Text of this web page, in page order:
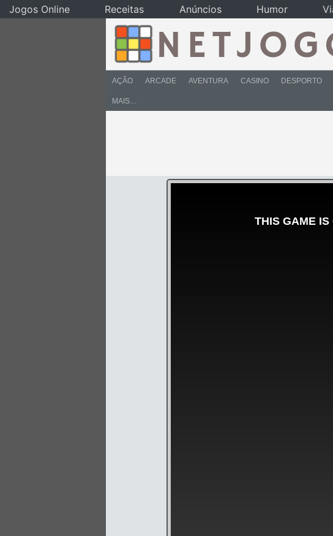
AÇÃO ARCADE AVENTURA CASINO DESPORTO
MAIS…
Jogos Online Receitas Anúncios Humor